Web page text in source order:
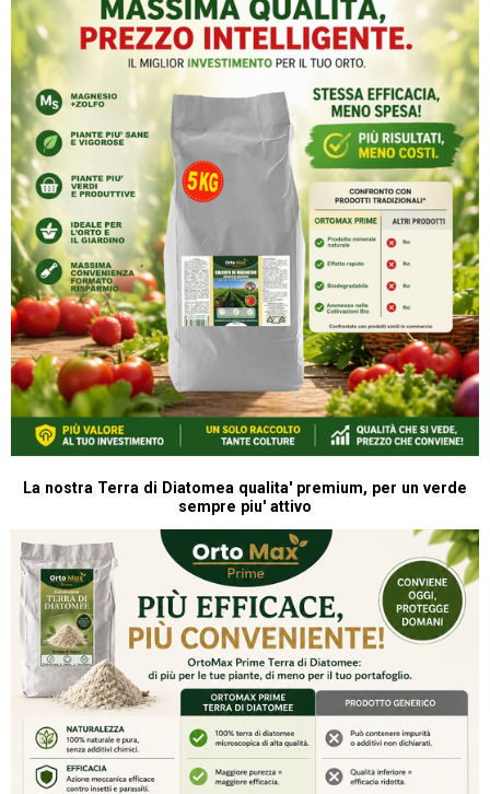
La nostra Terra di Diatomea qualita' premium, per un verde
sempre piu' attivo